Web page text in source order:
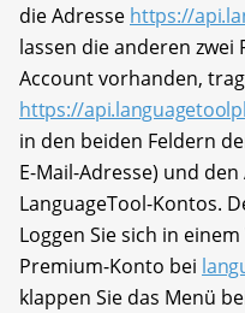
die Adresse https://
lassen die anderen
Account vorhanden,
https://
in den beiden Feldern
E-Mail-Adresse) und den
LanguageTool-Kontos.
Loggen Sie sich in
Premium-Konto bei
klappen Sie das Menü